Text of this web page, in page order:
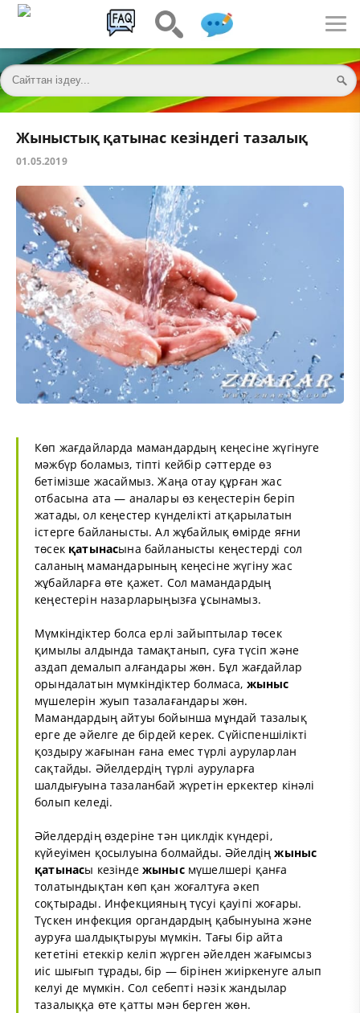
Жыныстық қатынас кезіндегі тазалық
01.05.2019
Көп жағдайларда мамандардың кеңесіне жүгінуге
мәжбүр боламыз, тіпті кейбір сәттерде өз
бетімізше жасаймыз. Жаңа отау құрған жас
отбасына ата — аналары өз кеңестерін беріп
жатады, ол кеңестер күнделікті атқарылатын
істерге байланысты. Ал жұбайлық өмірде яғни
төсек қатынасына байланысты кеңестерді сол
саланың мамандарының кеңесіне жүгіну жас
жұбайларға өте қажет. Сол мамандардың
кеңестерін назарларыңызға ұсынамыз.
Мүмкіндіктер болса ерлі зайыптылар төсек
қимылы алдында тамақтанып, суға түсіп және
аздап демалып алғандары жөн. Бұл жағдайлар
орындалатын мүмкіндіктер болмаса, жыныс
мүшелерін жуып тазалағандары жөн.
Мамандардың айтуы бойынша мұндай тазалық
ерге де әйелге де бірдей керек. Сүйіспеншілікті
қоздыру жағынан ғана емес түрлі ауруларлан
сақтайды. Әйелдердің түрлі ауруларға
шалдығуына тазаланбай жүретін еркектер кінәлі
болып келеді.
Әйелдердің өздеріне тән циклдік күндері,
күйеуімен қосылуына болмайды. Әйелдіңжыныс
қатынасы кезінде жынысмүшелшері қанға
толатындықтан көп қан жоғалтуға әкеп
соқтырады. Инфекцияның түсуі қауіпі жоғары.
Түскен инфекция органдардың қабынуына және
ауруға шалдықтыруы мүмкін. Тағы бір айта
кететіні етеккір келіп жүрген әйелден жағымсыз
иіс шығып тұрады, бір — бірінен жиіркенуге алып
келуі де мүмкін. Сол себепті нәзік жандылар
тазалыққа өте қатты мән берген жөн.